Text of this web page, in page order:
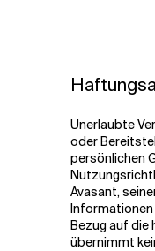
Unerlaubte
oder
persönlichen
Avasant,
Informationen
Bezug auf die
übernimmt